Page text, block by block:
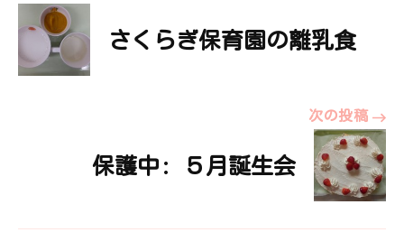
稿
ゲ
さくらぎ保育園の離乳食
次の投稿
保護中: ５月誕生会